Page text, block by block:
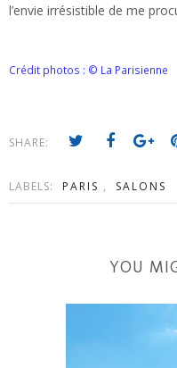
l’envie irrésistible de me
Crédit photos : © La Parisienne
SHARE:
LABELS: PARIS , SALONS
YOU